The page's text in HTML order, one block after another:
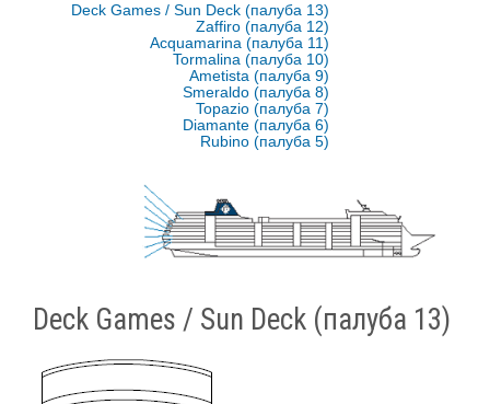
Deck Games / Sun Deck (палуба 13)
Zaffiro (палуба 12)
Acquamarina (палуба 11)
Tormalina (палуба 10)
Ametista (палуба 9)
Smeraldo (палуба 8)
Topazio (палуба 7)
Diamante (палуба 6)
Rubino (палуба 5)
Deck Games / Sun Deck (палуба 13)